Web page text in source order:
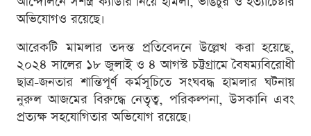
অভিযোগও রয়েছে।
আরেকটি মামলার তদন্ত প্রতিবেদনে উল্লেখ করা হয়েছে,
২০২৪ সালের ১৮ জুলাই ও ৪ আগস্ট চট্টগ্রামে বৈষম্যবিরোধী
ছাত্র-জনতার শান্তিপূর্ণ কর্মসূচিতে সংঘবদ্ধ হামলার ঘটনায়
নুরুল আজমের বিরুদ্ধে নেতৃত্ব, পরিকল্পনা, উসকানি এবং
প্রত্যক্ষ সহযোগিতার অভিযোগ রয়েছে।